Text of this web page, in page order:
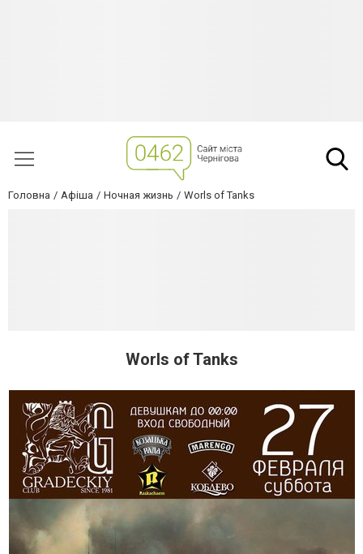
Головна Афіша Ночная жизнь Worls of Tanks
Worls of Tanks